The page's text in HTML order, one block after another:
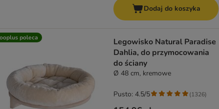
Dodaj do koszyka
poleca
Legowisko Natural Paradise
Dahlia, do przymocowania
do ściany
Ø 48 cm, kremowe
Pusto: 4.5/5 (1326)